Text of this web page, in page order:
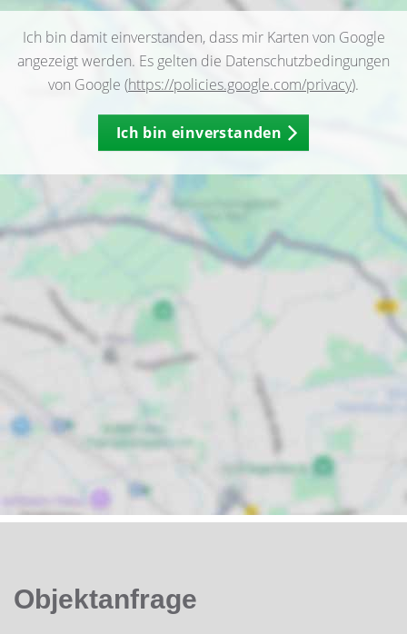
Ich bin damit einverstanden, dass mir Karten von Google
angezeigt werden. Es gelten die Datenschutzbedingungen
von Google (https://policies.google.com/privacy).
Ich bin einverstanden
Objektanfrage